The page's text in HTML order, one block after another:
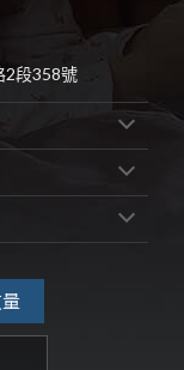
2段358號